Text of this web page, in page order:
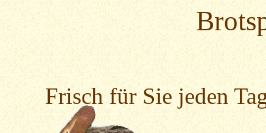
Frisch für Sie jeden